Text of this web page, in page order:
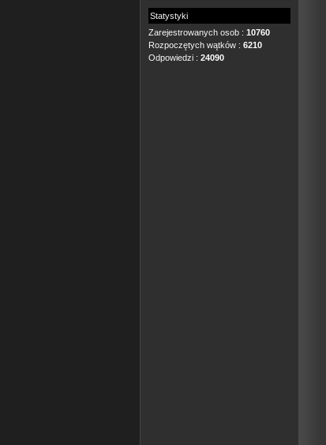
Statystyki
Zarejestrowanych osob : 10760
Rozpoczętych wątków : 6210
Odpowiedzi : 24090